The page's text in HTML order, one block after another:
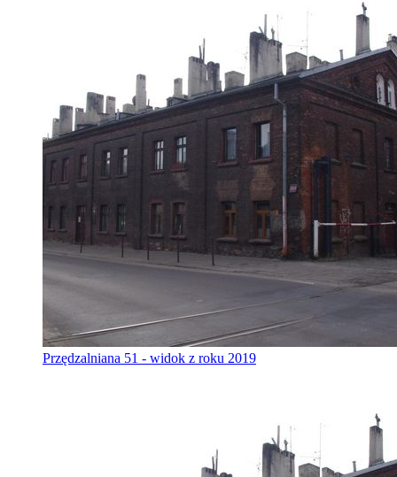
Przędzalniana 51 - widok z roku 2019